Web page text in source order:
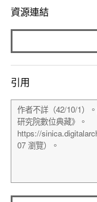
資源連結
引用